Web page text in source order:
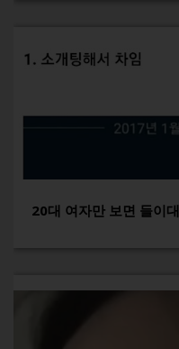
20대 여자만 보면 들이